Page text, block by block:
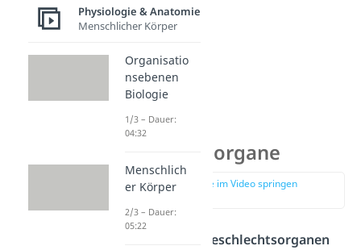
Äußere
Geschlechtsorgane
zur Stelle im Video springen
äußeren Geschlechtsorganen
Physiologie & Anatomie
Menschlicher Körper
Organisatio
nsebenen
Biologie
1/3 – Dauer:
04:32
Menschlich
er Körper
2/3 – Dauer:
05:22